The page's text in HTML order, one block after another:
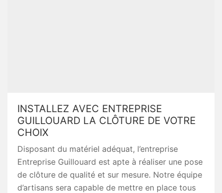
INSTALLEZ AVEC ENTREPRISE
GUILLOUARD LA CLÔTURE DE VOTRE
CHOIX
Disposant du matériel adéquat, l’entreprise
Entreprise Guillouard est apte à réaliser une pose
de clôture de qualité et sur mesure. Notre équipe
d’artisans sera capable de mettre en place tous